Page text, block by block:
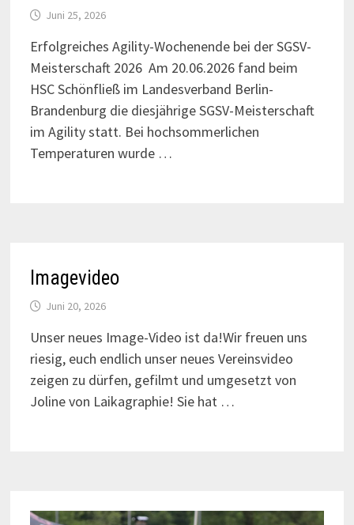
Juni 25, 2026
Erfolgreiches Agility-Wochenende bei der SGSV-
Meisterschaft 2026 Am 20.06.2026 fand beim
HSC Schönfließ im Landesverband Berlin-
Brandenburg die diesjährige SGSV-Meisterschaft
im Agility statt. Bei hochsommerlichen
Temperaturen wurde …
Imagevideo
Juni 20, 2026
Unser neues Image-Video ist da!Wir freuen uns
riesig, euch endlich unser neues Vereinsvideo
zeigen zu dürfen, gefilmt und umgesetzt von
Joline von Laikagraphie! Sie hat …